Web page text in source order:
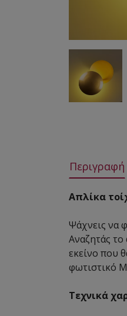
Περιγραφή
Απλίκα
Ψάχνεις να
Αναζητάς το
εκείνο που
φωτιστικό
Τεχνικά